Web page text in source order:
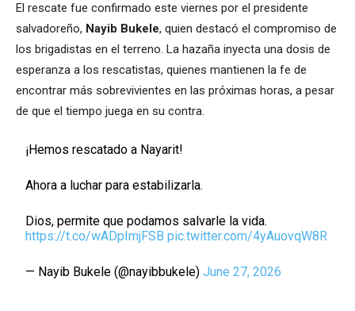
El rescate fue confirmado este viernes por el presidente
salvadoreño, Nayib Bukele, quien destacó el compromiso de
los brigadistas en el terreno. La hazaña inyecta una dosis de
esperanza a los rescatistas, quienes mantienen la fe de
encontrar más sobrevivientes en las próximas horas, a pesar
de que el tiempo juega en su contra.
¡Hemos rescatado a Nayarit!
Ahora a luchar para estabilizarla.
Dios, permite que podamos salvarle la vida.
https://t.co/wADpImjFSB pic.twitter.com/4yAuovqW8R
— Nayib Bukele (@nayibbukele)June 27, 2026